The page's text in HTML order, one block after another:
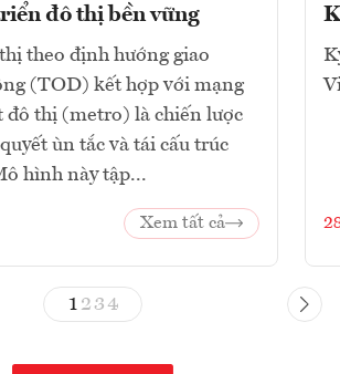
đô thị bền vững
theo định hướng giao
(TOD) kết hợp với mạng
đô thị (metro) là chiến lược
ùn tắc và tái cấu trúc
hình này tập...
Xem tất cả
1 23 4